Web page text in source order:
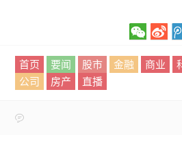
首页 要闻 股市 金融 商业
公司
房产 直播